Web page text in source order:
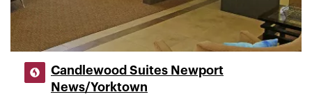
Candlewood Suites Newport
News/Yorktown